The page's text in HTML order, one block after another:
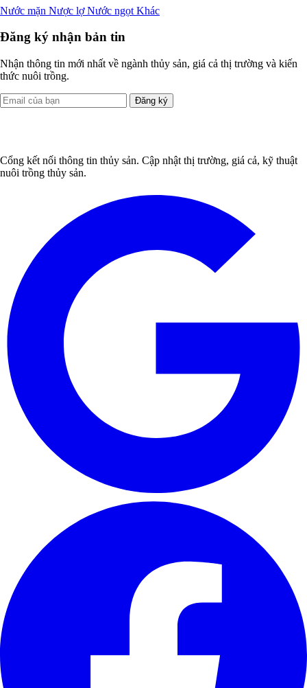
Nước mặn Nược lợNước ngọt Khác
Đăng ký nhận bản tin
Nhận thông tin mới nhất về ngành thủy sản, giá cả thị trường và kiến
thức nuôi trồng.
Đăng ký
Cổng kết nối thông tin thủy sản. Cập nhật thị trường, giá cả, kỹ thuật
nuôi trồng thủy sản.